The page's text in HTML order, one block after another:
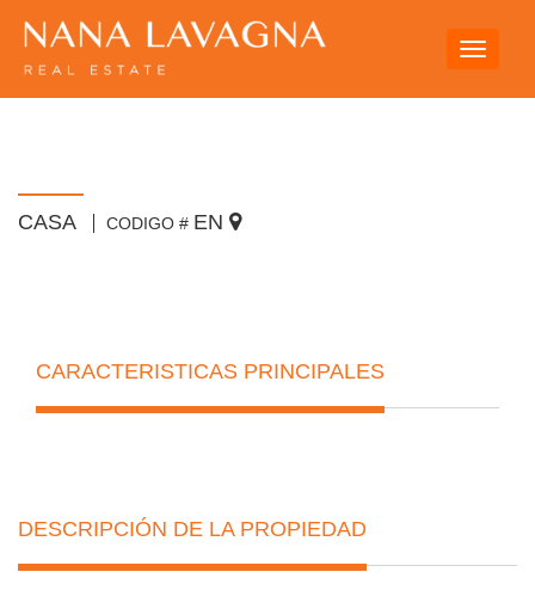
Toggle
CASA CODIGO # EN
CARACTERISTICAS PRINCIPALES
DESCRIPCIÓN DE LA PROPIEDAD